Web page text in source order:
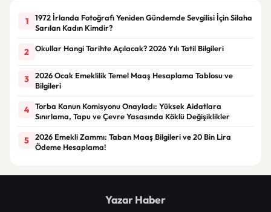
1
1972 İrlanda Fotoğrafı Yeniden Gündemde Sevgilisi İçin Silaha
Sarılan Kadın Kimdir?
2 Okullar Hangi Tarihte Açılacak? 2026 Yılı Tatil Bilgileri
3
2026 Ocak Emeklilik Temel Maaş Hesaplama Tablosu ve
Bilgileri
4
Torba Kanun Komisyonu Onayladı: Yüksek Aidatlara
Sınırlama, Tapu ve Çevre Yasasında Köklü Değişiklikler
5
2026 Emekli Zammı: Taban Maaş Bilgileri ve 20 Bin Lira
Ödeme Hesaplama!
Yazar Haber